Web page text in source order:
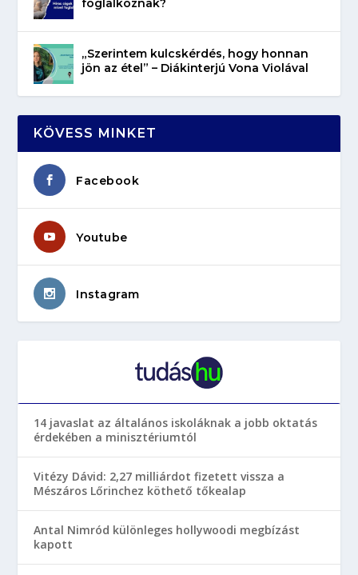
foglalkoznak?
„Szerintem kulcskérdés, hogy honnan
jön az étel” – Diákinterjú Vona Violával
KÖVESS MINKET
Facebook
Youtube
Instagram
14 javaslat az általános iskoláknak a jobb oktatás
érdekében a minisztériumtól
Vitézy Dávid: 2,27 milliárdot fizetett vissza a
Mészáros Lőrinchez köthető tőkealap
Antal Nimród különleges hollywoodi megbízást
kapott